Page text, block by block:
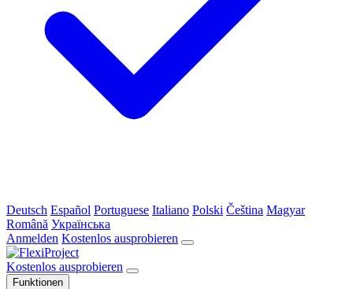
Deutsch Español Portuguese Italiano Polski Čeština Magyar
Română Українська
Anmelden Kostenlos ausprobieren
Kostenlos ausprobieren
Funktionen